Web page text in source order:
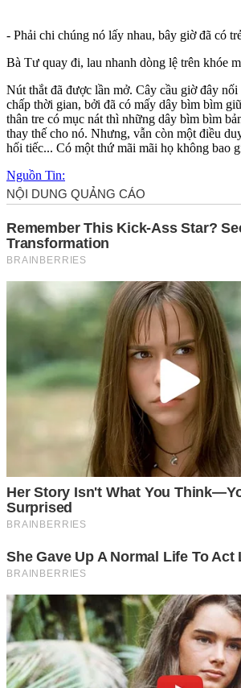
- Phải chi chúng nó lấy nhau, bây giờ đã có
Bà Tư quay đi, lau nhanh dòng lệ trên khóe
Nút thắt đã được lần mở. Cây cầu giờ đây
chấp thời gian, bởi đã có mấy dây bìm bìm
thân tre có mục nát thì những dây bìm bìm
thay thế cho nó. Nhưng, vẫn còn một điều
hối tiếc... Có một thứ mãi mãi họ không bao
Nguồn Tin: